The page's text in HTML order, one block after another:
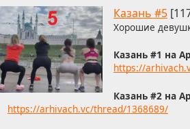
Казань #5
Хорошие
Казань #1 на
https://
Казань #2 на
https://arhivach.vc/thread/1368689/